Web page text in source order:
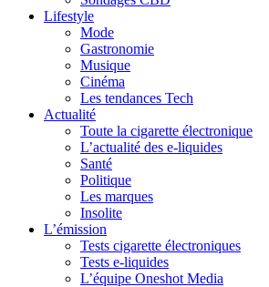
Lifestyle
Mode
Gastronomie
Musique
Cinéma
Les tendances Tech
Actualité
Toute la cigarette électronique
L’actualité des e-liquides
Santé
Politique
Les marques
Insolite
L’émission
Tests cigarette électroniques
Tests e-liquides
L’équipe Oneshot Media